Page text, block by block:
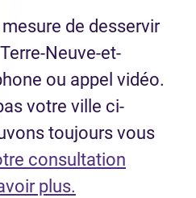
de desservir
Neuve-et-
ou appel vidéo.
votre ville ci-
toujours vous
consultation
plus.